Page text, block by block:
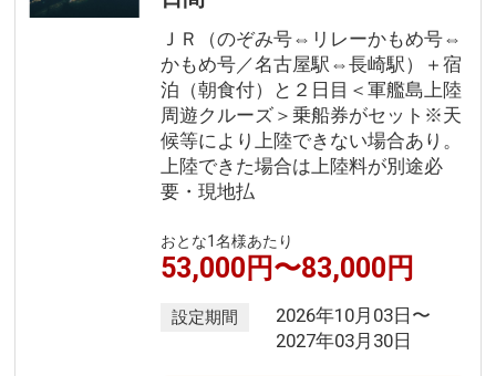
ＪＲ（のぞみ号⇔リレーかもめ号⇔
かもめ号／名古屋駅⇔長崎駅）＋宿
泊（朝食付）と２日目＜軍艦島上陸
周遊クルーズ＞乗船券がセット※天
候等により上陸できない場合あり。
上陸できた場合は上陸料が別途必
要・現地払
おとな1名様あたり
53,000円〜83,000円
設定期間
2026年10月03日〜
2027年03月30日